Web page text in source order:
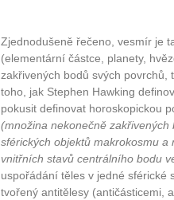
Zjednodušeně řečeno, vesmír je
(elementární částce, planety,
zakřivených bodů svých
toho, jak Stephen Hawking
pokusit definovat horoskopickou
(množina nekonečně
sférických objektů makrokosmu
vnitřních stavů centrálního bodu
uspořádání těles v jedné sférické
tvořený antitělesy (antičásticemi,